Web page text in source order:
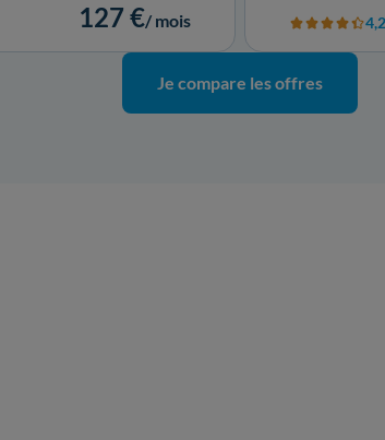
127 €/ mois
Je compare les offres